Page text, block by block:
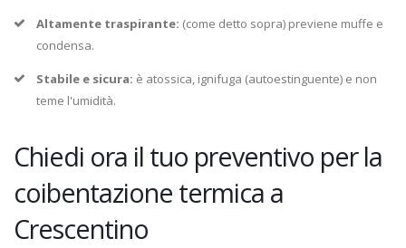
Altamente traspirante: (come detto sopra) previene muffe e
condensa.
Stabile e sicura: è atossica, ignifuga (autoestinguente) e non
teme l'umidità.
Chiedi ora il tuo preventivo per la
coibentazione termica a
Crescentino